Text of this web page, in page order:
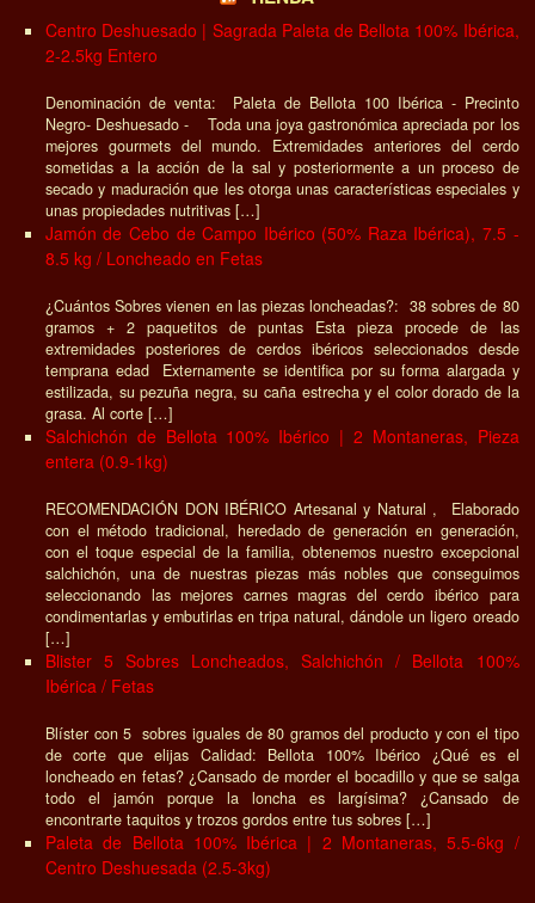
Centro Deshuesado | Sagrada Paleta de Bellota 100% Ibérica,
2-2.5kg Entero
Denominación de venta: Paleta de Bellota 100 Ibérica - Precinto
Negro- Deshuesado - Toda una joya gastronómica apreciada por los
mejores gourmets del mundo. Extremidades anteriores del cerdo
sometidas a la acción de la sal y posteriormente a un proceso de
secado y maduración que les otorga unas características especiales y
unas propiedades nutritivas […]
Jamón de Cebo de Campo Ibérico (50% Raza Ibérica), 7.5 -
8.5 kg / Loncheado en Fetas
¿Cuántos Sobres vienen en las piezas loncheadas?: 38 sobres de 80
gramos + 2 paquetitos de puntas Esta pieza procede de las
extremidades posteriores de cerdos ibéricos seleccionados desde
temprana edad Externamente se identifica por su forma alargada y
estilizada, su pezuña negra, su caña estrecha y el color dorado de la
grasa. Al corte […]
Salchichón de Bellota 100% Ibérico | 2 Montaneras, Pieza
entera (0.9-1kg)
RECOMENDACIÓN DON IBÉRICO Artesanal y Natural , Elaborado
con el método tradicional, heredado de generación en generación,
con el toque especial de la familia, obtenemos nuestro excepcional
salchichón, una de nuestras piezas más nobles que conseguimos
seleccionando las mejores carnes magras del cerdo ibérico para
condimentarlas y embutirlas en tripa natural, dándole un ligero oreado
[…]
Blister 5 Sobres Loncheados, Salchichón / Bellota 100%
Ibérica / Fetas
Blíster con 5 sobres iguales de 80 gramos del producto y con el tipo
de corte que elijas Calidad: Bellota 100% Ibérico ¿Qué es el
loncheado en fetas? ¿Cansado de morder el bocadillo y que se salga
todo el jamón porque la loncha es largísima? ¿Cansado de
encontrarte taquitos y trozos gordos entre tus sobres […]
Paleta de Bellota 100% Ibérica | 2 Montaneras, 5.5-6kg /
Centro Deshuesada (2.5-3kg)